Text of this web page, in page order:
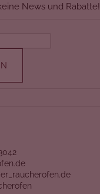
News und Rabatte!